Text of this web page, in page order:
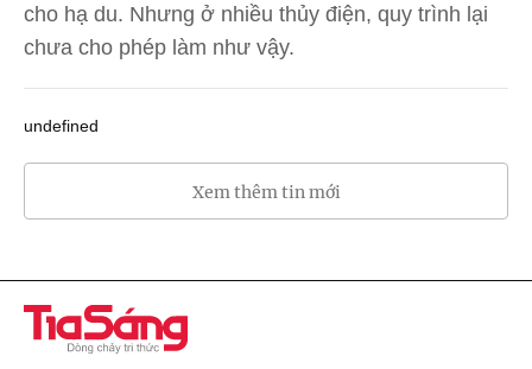
cho hạ du. Nhưng ở nhiều thủy điện, quy trình lại
chưa cho phép làm như vậy.
undefined
Xem thêm tin mới